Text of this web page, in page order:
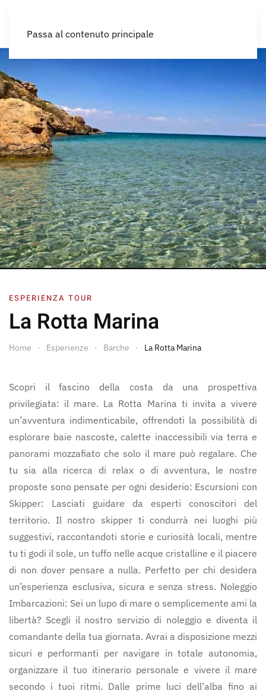
Passa al contenuto principale
ESPERIENZA TOUR
La Rotta Marina
Home Esperienze Barche La Rotta Marina
Scopri il fascino della costa da una prospettiva
privilegiata: il mare. La Rotta Marina ti invita a vivere
un’avventura indimenticabile, offrendoti la possibilità di
esplorare baie nascoste, calette inaccessibili via terra e
panorami mozzafiato che solo il mare può regalare. Che
tu sia alla ricerca di relax o di avventura, le nostre
proposte sono pensate per ogni desiderio: Escursioni con
Skipper: Lasciati guidare da esperti conoscitori del
territorio. Il nostro skipper ti condurrà nei luoghi più
suggestivi, raccontandoti storie e curiosità locali, mentre
tu ti godi il sole, un tuffo nelle acque cristalline e il piacere
di non dover pensare a nulla. Perfetto per chi desidera
un’esperienza esclusiva, sicura e senza stress. Noleggio
Imbarcazioni: Sei un lupo di mare o semplicemente ami la
libertà? Scegli il nostro servizio di noleggio e diventa il
comandante della tua giornata. Avrai a disposizione mezzi
sicuri e performanti per navigare in totale autonomia,
organizzare il tuo itinerario personale e vivere il mare
secondo i tuoi ritmi. Dalle prime luci dell’alba fino ai